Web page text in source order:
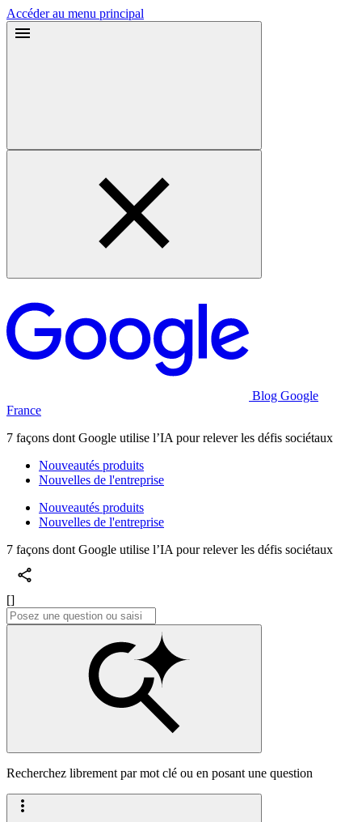
Accéder au menu principal
Blog Google
France
7 façons dont Google utilise l’IA pour relever les défis sociétaux
Nouveautés produits
Nouvelles de l'entreprise
Nouveautés produits
Nouvelles de l'entreprise
7 façons dont Google utilise l’IA pour relever les défis sociétaux
[]
Recherchez librement par mot clé ou en posant une question